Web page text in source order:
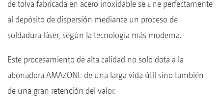
de tolva fabricada en acero inoxidable se une perfectamente
al depósito de dispersión mediante un proceso de
soldadura láser, según la tecnología más moderna.
Este procesamiento de alta calidad no solo dota a la
abonadora AMAZONE de una larga vida útil sino también
de una gran retención del valor.